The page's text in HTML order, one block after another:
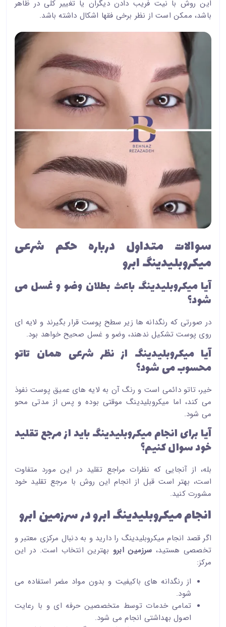
این روش با نیت فریب دادن دیگران یا تغییر کلی در ظاهر
باشد، ممکن است از نظر برخی فقها اشکال داشته باشد.
سوالات متداول درباره حکم شرعی
میکروبلیدینگ ابرو
آیا میکروبلیدینگ باعث بطلان وضو و غسل می
شود؟
در صورتی که رنگدانه ها زیر سطح پوست قرار بگیرند و لایه ای
روی پوست تشکیل ندهند، وضو و غسل صحیح خواهد بود.
آیا میکروبلیدینگ از نظر شرعی همان تاتو
محسوب می شود؟
خیر، تاتو دائمی است و رنگ آن به لایه های عمیق پوست نفوذ
می کند، اما میکروبلیدینگ موقتی بوده و پس از مدتی محو
می شود.
آیا برای انجام میکروبلیدینگ باید از مرجع تقلید
خود سوال کنیم؟
بله، از آنجایی که نظرات مراجع تقلید در این مورد متفاوت
است، بهتر است قبل از انجام این روش با مرجع تقلید خود
مشورت کنید.
انجام میکروبلیدینگ ابرو در سرزمین ابرو
اگر قصد انجام میکروبلیدینگ را دارید و به دنبال مرکزی معتبر و
تخصصی هستید، سرزمین ابرو بهترین انتخاب است. در این
مرکز:
از رنگدانه های باکیفیت و بدون مواد مضر استفاده می
شود.
تمامی خدمات توسط متخصصین حرفه ای و با رعایت
اصول بهداشتی انجام می شود.